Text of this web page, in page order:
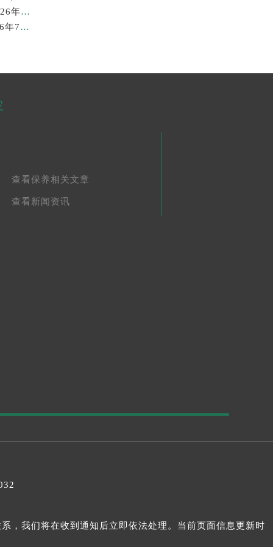
苏州劳力士回收价格查询与各大回收平台实测排行（2026年7月最新数据）
广州劳力士回收价格查询和各大回收平台实测排行(2026年7月最新数据)
查看保养相关文章
查看新闻资讯
，我们将在收到通知后立即依法处理。当前页面信息更新时